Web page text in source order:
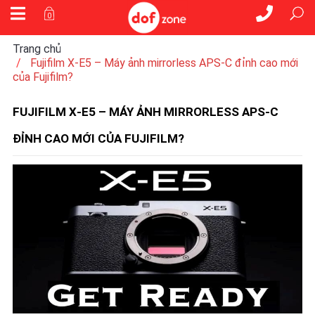
0
Trang chủ
Fujifilm X‑E5 – Máy ảnh mirrorless APS‑C đỉnh cao mới
của Fujifilm?
FUJIFILM X‑E5 – MÁY ẢNH MIRRORLESS APS‑C
ĐỈNH CAO MỚI CỦA FUJIFILM?